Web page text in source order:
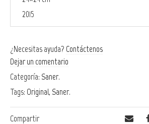
2015
¿Necesitas ayuda? Contáctenos
Dejar un comentario
Categoría: Saner.
Tags: Original, Saner.
Compartir